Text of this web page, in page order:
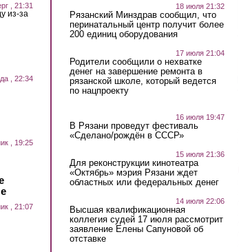
, 21:31
из-за
, 22:34
, 19:25
, 21:07
18 июля 21:32
Рязанский Минздрав сообщил, что
перинатальный центр получит более
200 единиц оборудования
17 июля 21:04
Родители сообщили о нехватке
денег на завершение ремонта в
рязанской школе, который ведется
по нацпроекту
16 июля 19:47
В Рязани проведут фестиваль
«Сделано/рождён в СССР»
15 июля 21:36
Для реконструкции кинотеатра
«Октябрь» мэрия Рязани ждет
областных или федеральных денег
14 июля 22:06
Высшая квалификационная
коллегия судей 17 июля рассмотрит
заявление Елены Сапуновой об
отставке